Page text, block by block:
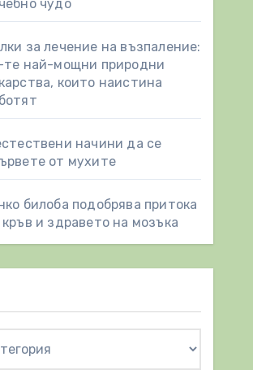
чудо
за лечение на възпаление:
те най-мощни природни
които наистина
начини да се
от мухите
билоба подобрява притока
кръв и здравето на мозъка